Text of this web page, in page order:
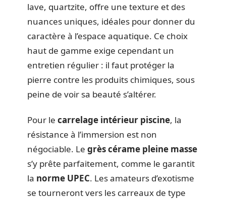
lave, quartzite, offre une texture et des
nuances uniques, idéales pour donner du
caractère à l’espace aquatique. Ce choix
haut de gamme exige cependant un
entretien régulier : il faut protéger la
pierre contre les produits chimiques, sous
peine de voir sa beauté s’altérer.
Pour le carrelage intérieur piscine, la
résistance à l’immersion est non
négociable. Le grès cérame pleine masse
s’y prête parfaitement, comme le garantit
la norme UPEC. Les amateurs d’exotisme
se tourneront vers les carreaux de type